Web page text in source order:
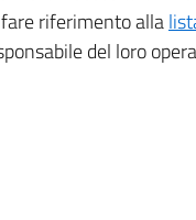
riferimento alla
del loro